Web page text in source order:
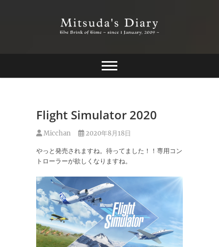
Mitsuda's Diary
Flight Simulator 2020
Micchan 2020年8月18日
やっと発売されますね。待ってました！！専用コン
トローラーが欲しくなりますね。